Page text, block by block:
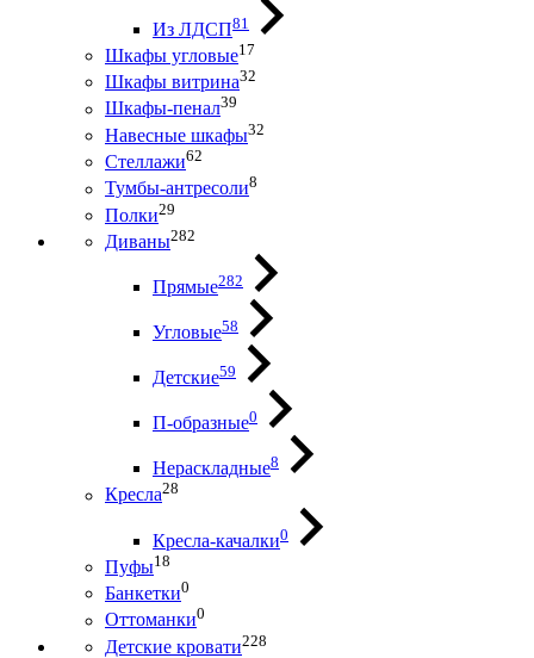
Из ЛДСП81
Шкафы угловые17
Шкафы витрина32
Шкафы-пенал39
Навесные шкафы32
Стеллажи62
Тумбы-антресоли8
Полки29
Диваны282
Прямые282
Угловые58
Детские59
П-образные0
Нераскладные8
Кресла28
Кресла-качалки0
Пуфы18
Банкетки0
Оттоманки0
Детские кровати228